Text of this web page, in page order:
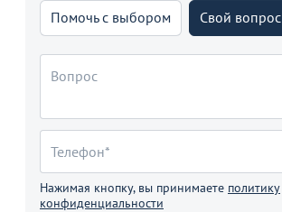
Помочь с выбором Свой вопрос
Нажимая кнопку, вы принимаете политику
конфиденциальности